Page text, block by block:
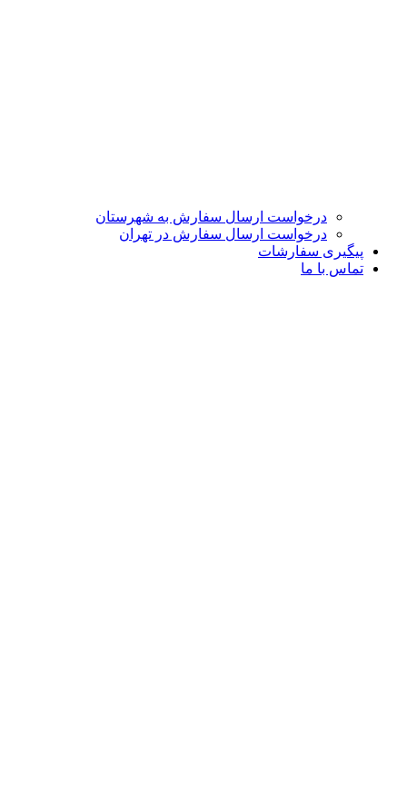
درخواست ارسال سفارش به شهرستان
درخواست ارسال سفارش در تهران
پیگیری سفارشات
تماس با ما